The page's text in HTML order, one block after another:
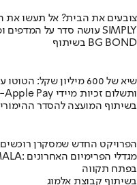
צובעים את הבית? אל תעשו את
מומחה BG BOND עושה סדר על המדפים ומציג את מותג הצבע SIMPLY
בשיתוף BG BOND
שיא של 600 מיליון שקל: הטוטו עושה מהפיכה
יחסי הימור משופרים, הפקדות ב-Apple Pay ותשלום זכיות מיידי
בשיתוף המועצה להסדר
הפרויקט החדש שמסקרן
בפתח תקווה
בשיתוף קבוצת אלמוג